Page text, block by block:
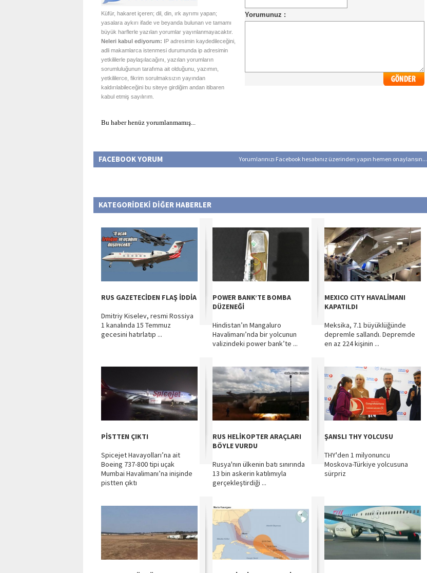
Küfür, hakaret içeren; dil, din, ırk ayrımı yapan;
yasalara aykırı ifade ve beyanda bulunan ve tamamı
büyük harflerle yazılan yorumlar yayınlanmayacaktır.
Neleri kabul ediyorum: IP adresimin kaydedileceğini,
adli makamlarca istenmesi durumunda ip adresimin
yetkililerle paylaşılacağını, yazılan yorumların
sorumluluğunun tarafıma ait olduğunu, yazımın,
yetkililerce, fikrim sorulmaksızın yayından
kaldırılabileceğini bu siteye girdiğim andan itibaren
kabul etmiş sayılırım.
Bu haber henüz yorumlanmamış...
FACEBOOK YORUM Yorumlarınızı Facebook hesabınız üzerinden yapın hemen onaylansın...
KATEGORİDEKİ DİĞER HABERLER
RUS GAZETECİDEN FLAŞ İDDİA
Dmitriy Kiselev, resmi Rossiya
1 kanalında 15 Temmuz
gecesini hatırlatıp ...
POWER BANK’TE BOMBA
DÜZENEĞİ
Hindistan’ın Mangaluro
Havalimanı’nda bir yolcunun
valizindeki power bank’te ...
MEXICO CITY HAVALİMANI
KAPATILDI
Meksika, 7.1 büyüklüğünde
depremle sallandı. Depremde
en az 224 kişinin ...
PİSTTEN ÇIKTI
Spicejet Havayolları’na ait
Boeing 737-800 tipi uçak
Mumbai Havalimanı’na inişinde
pistten çıktı
RUS HELİKOPTER ARAÇLARI
BÖYLE VURDU
Rusya'nın ülkenin batı sınırında
13 bin askerin katılımıyla
gerçekleştirdiği ...
ŞANSLI THY YOLCUSU
THY'den 1 milyonuncu
Moskova-Türkiye yolcusuna
sürpriz